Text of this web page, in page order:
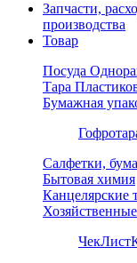
Запчасти,
производства
Товар
Посуда
Тара
Бумажная
Салфетки,
Бытовая химия
Канцелярские